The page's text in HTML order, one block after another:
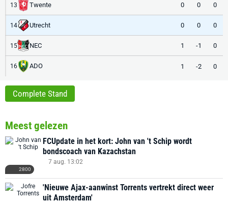
13 Twente 0 0 0
14 Utrecht 0 0 0
15 NEC 1 -1 0
16 ADO 1 -2 0
Complete Stand
Meest gelezen
2800
FCUpdate in het kort: John van 't Schip wordt
bondscoach van Kazachstan
7 aug. 13:02
'Nieuwe Ajax-aanwinst Torrents vertrekt direct weer
uit Amsterdam'